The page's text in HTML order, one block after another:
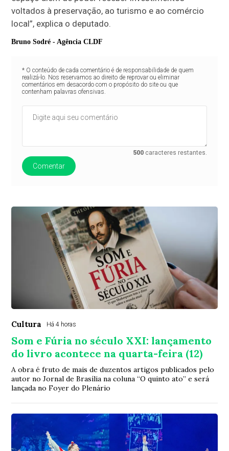
voltados à preservação, ao turismo e ao comércio
local”, explica o deputado.
Bruno Sodré - Agência CLDF
* O conteúdo de cada comentário é de responsabilidade de quem
realizá-lo. Nos reservamos ao direito de reprovar ou eliminar
comentários em desacordo com o propósito do site ou que
contenham palavras ofensivas.
500 caracteres restantes.
Comentar
Cultura Há 4 horas
Som e Fúria no século XXI: lançamento
do livro acontece na quarta-feira (12)
A obra é fruto de mais de duzentos artigos publicados pelo
autor no Jornal de Brasília na coluna “O quinto ato” e será
lançada no Foyer do Plenário